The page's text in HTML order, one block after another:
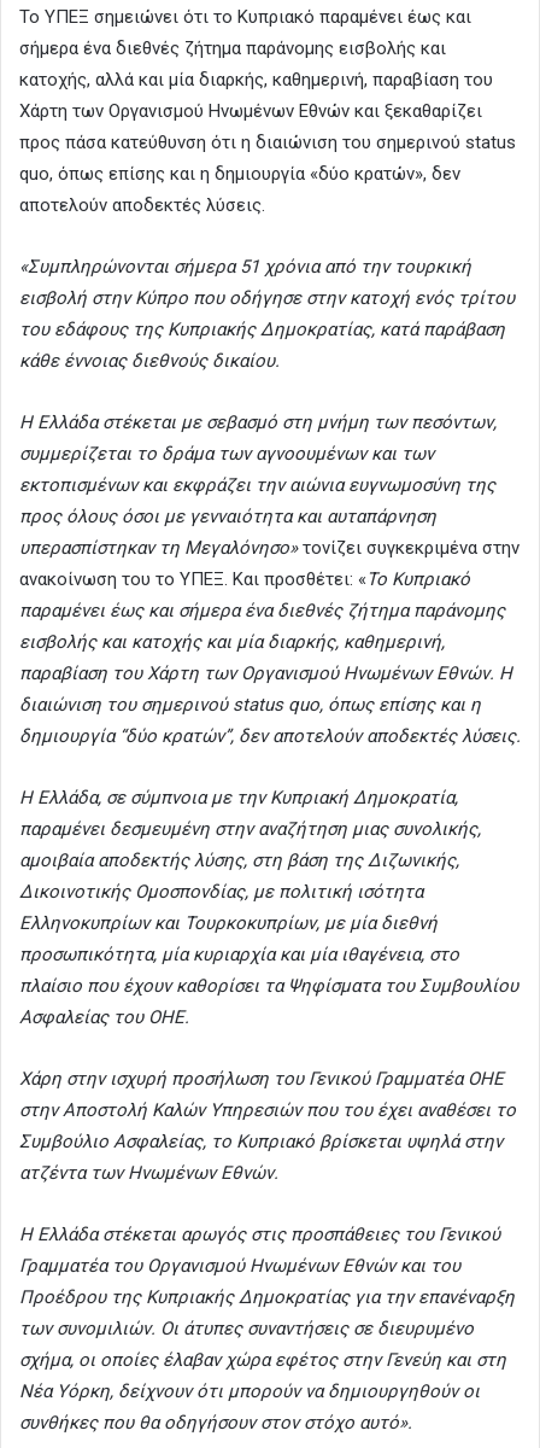
Το ΥΠΕΞ σημειώνει ότι το Κυπριακό παραμένει έως και
σήμερα ένα διεθνές ζήτημα παράνομης εισβολής και
κατοχής, αλλά και μία διαρκής, καθημερινή, παραβίαση του
Χάρτη των Οργανισμού Ηνωμένων Εθνών και ξεκαθαρίζει
προς πάσα κατεύθυνση ότι η διαιώνιση του σημερινού status
quo, όπως επίσης και η δημιουργία «δύο κρατών», δεν
αποτελούν αποδεκτές λύσεις.
«Συμπληρώνονται σήμερα 51 χρόνια από την τουρκική
εισβολή στην Κύπρο που οδήγησε στην κατοχή ενός τρίτου
του εδάφους της Κυπριακής Δημοκρατίας, κατά παράβαση
κάθε έννοιας διεθνούς δικαίου.
Η Ελλάδα στέκεται με σεβασμό στη μνήμη των πεσόντων,
συμμερίζεται το δράμα των αγνοουμένων και των
εκτοπισμένων και εκφράζει την αιώνια ευγνωμοσύνη της
προς όλους όσοι με γενναιότητα και αυταπάρνηση
υπερασπίστηκαν τη Μεγαλόνησο»τονίζει συγκεκριμένα στην
ανακοίνωση του το ΥΠΕΞ. Και προσθέτει: « Το Κυπριακό
παραμένει έως και σήμερα ένα διεθνές ζήτημα παράνομης
εισβολής και κατοχής και μία διαρκής, καθημερινή,
παραβίαση του Χάρτη των Οργανισμού Ηνωμένων Εθνών. Η
διαιώνιση του σημερινού status quo, όπως επίσης και η
δημιουργία “δύο κρατών”, δεν αποτελούν αποδεκτές λύσεις.
Η Ελλάδα, σε σύμπνοια με την Κυπριακή Δημοκρατία,
παραμένει δεσμευμένη στην αναζήτηση μιας συνολικής,
αμοιβαία αποδεκτής λύσης, στη βάση της Διζωνικής,
Δικοινοτικής Ομοσπονδίας, με πολιτική ισότητα
Ελληνοκυπρίων και Τουρκοκυπρίων, με μία διεθνή
προσωπικότητα, μία κυριαρχία και μία ιθαγένεια, στο
πλαίσιο που έχουν καθορίσει τα Ψηφίσματα του Συμβουλίου
Ασφαλείας του ΟΗΕ.
Χάρη στην ισχυρή προσήλωση του Γενικού Γραμματέα ΟΗΕ
στην Αποστολή Καλών Υπηρεσιών που του έχει αναθέσει το
Συμβούλιο Ασφαλείας, το Κυπριακό βρίσκεται υψηλά στην
ατζέντα των Ηνωμένων Εθνών.
Η Ελλάδα στέκεται αρωγός στις προσπάθειες του Γενικού
Γραμματέα του Οργανισμού Ηνωμένων Εθνών και του
Προέδρου της Κυπριακής Δημοκρατίας για την επανέναρξη
των συνομιλιών. Οι άτυπες συναντήσεις σε διευρυμένο
σχήμα, οι οποίες έλαβαν χώρα εφέτος στην Γενεύη και στη
Νέα Υόρκη, δείχνουν ότι μπορούν να δημιουργηθούν οι
συνθήκες που θα οδηγήσουν στον στόχο αυτό».